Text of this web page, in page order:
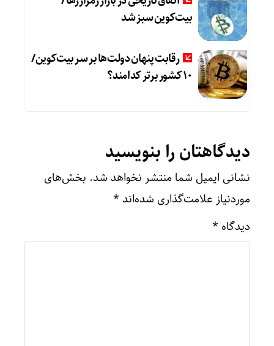
بیت‌کوین سبز شد
رقابت پنهان دولت‌ها بر سر بیت‌کوین/
۱۰ کشور برتر کدامند؟
دیدگاهتان را بنویسید
نشانی ایمیل شما منتشر نخواهد شد. بخش‌های
موردنیاز علامت‌گذاری شده‌اند *
دیدگاه *